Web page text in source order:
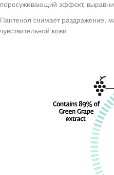
поросуживающий эффект,
Пантенол снимает раздражение,
чувствительной кожи.